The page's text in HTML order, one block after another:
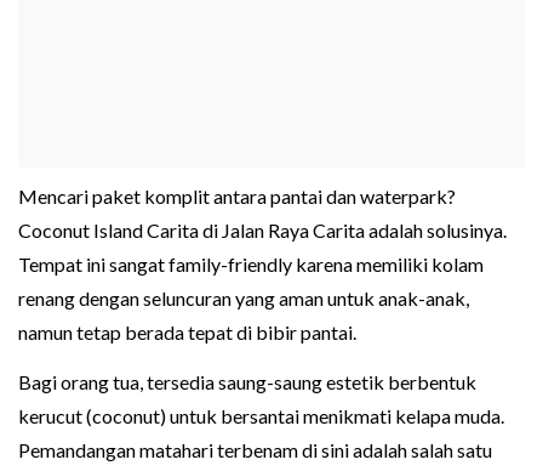
Mencari paket komplit antara pantai dan waterpark?
Coconut Island Carita di Jalan Raya Carita adalah solusinya.
Tempat ini sangat family-friendly karena memiliki kolam
renang dengan seluncuran yang aman untuk anak-anak,
namun tetap berada tepat di bibir pantai.
Bagi orang tua, tersedia saung-saung estetik berbentuk
kerucut (coconut) untuk bersantai menikmati kelapa muda.
Pemandangan matahari terbenam di sini adalah salah satu